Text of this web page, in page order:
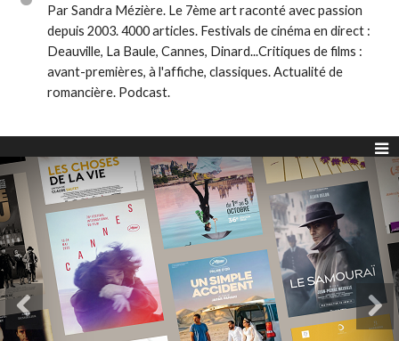
Par Sandra Mézière. Le 7ème art raconté avec passion
depuis 2003. 4000 articles. Festivals de cinéma en direct :
Deauville, La Baule, Cannes, Dinard...Critiques de films :
avant-premières, à l'affiche, classiques. Actualité de
romancière. Podcast.